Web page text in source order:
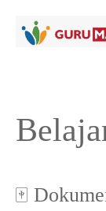
🀄